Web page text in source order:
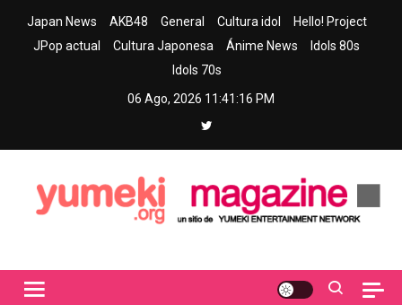
Japan News AKB48 General Cultura idol
Hello! Project
JPop actual
Cultura Japonesa Ánime News
Idols 80s
Idols 70s
06 Ago, 2026 11:41:18 PM